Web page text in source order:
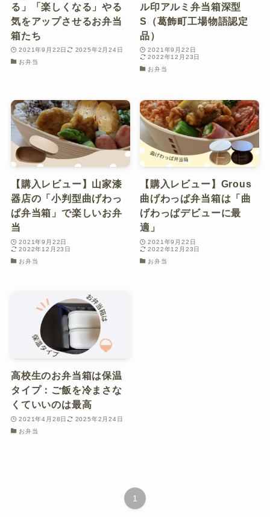
る」「楽しくなる」やる
気をアップさせるお弁当
箱たち
2021年9月22日
2025年2月24日
お弁当
ル印アルミ弁当箱深型
S（葛飾町工場物語認定
品）
2021年9月22日
2022年12月23日
お弁当
【購入レビュー】山家漆
器店の「小判型曲げわっ
ぱ弁当箱」で楽しいお弁
当
2021年9月22日
2022年12月23日
お弁当
【購入レビュー】Grous
曲げわっぱ弁当箱は「曲
げわっぱデビューに最
適」
2021年9月22日
2022年12月23日
お弁当
高校生のお弁当箱は保温
タイプ：ご飯を冷まさな
くていいのは最高
2021年4月28日
2025年2月24日
お弁当
1